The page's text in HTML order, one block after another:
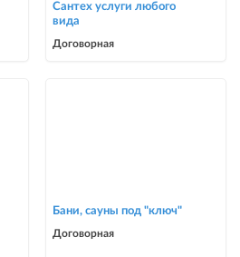
Сантех услуги любого
вида
Договорная
Бани, сауны под "ключ"
Договорная